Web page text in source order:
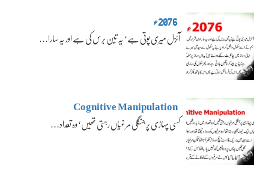
2076ء
آئزل میری پوتی ہے‘ یہ تین برس کی ہے اور یہ سارا…
Cognitive Manipulation
کسی پہاڑی پر جنگلی مرغیاں رہتی تھیں‘ وہ تعداد…